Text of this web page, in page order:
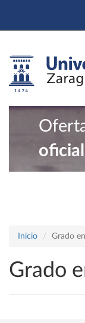
Inicio Grado
Grado